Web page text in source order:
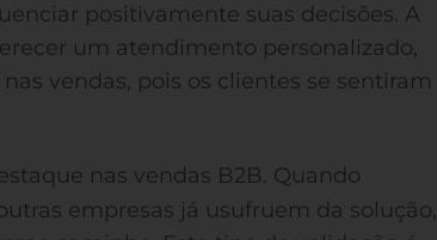
positivamente suas decisões. A
um atendimento personalizado,
vendas, pois os clientes se sentiram
nas vendas B2B. Quando
empresas já usufruem da solução,